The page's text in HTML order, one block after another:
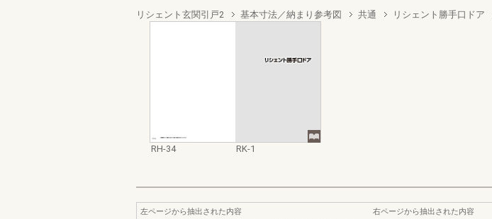
リシェント玄関引戸2 基本寸法／納まり参考図 共通 リシェント勝手口ドア
RH-34 RK-1
左ページから抽出された内容
右ページから抽出された内容